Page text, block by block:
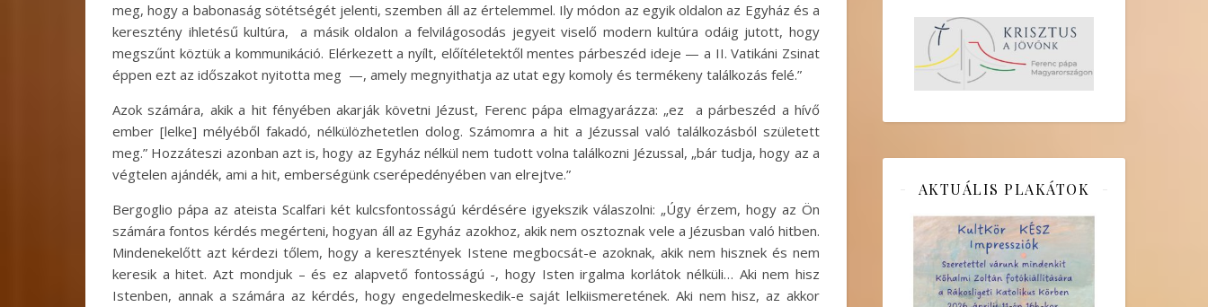
meg, hogy a babonaság sötétségét jelenti, szemben áll az értelemmel. Ily módon az egyik oldalon az Egyház és a
keresztény ihletésű kultúra, a másik oldalon a felvilágosodás jegyeit viselő modern kultúra odáig jutott, hogy
megszűnt köztük a kommunikáció. Elérkezett a nyílt, előítéletektől mentes párbeszéd ideje — a II. Vatikáni Zsinat
éppen ezt az időszakot nyitotta meg —, amely megnyithatja az utat egy komoly és termékeny találkozás felé.”
Azok számára, akik a hit fényében akarják követni Jézust, Ferenc pápa elmagyarázza: „ez a párbeszéd a hívő
ember [lelke] mélyéből fakadó, nélkülözhetetlen dolog. Számomra a hit a Jézussal való találkozásból született
meg.” Hozzáteszi azonban azt is, hogy az Egyház nélkül nem tudott volna találkozni Jézussal, „bár tudja, hogy az a
végtelen ajándék, ami a hit, emberségünk cserépedényében van elrejtve.”
Bergoglio pápa az ateista Scalfari két kulcsfontosságú kérdésére igyekszik válaszolni: „Úgy érzem, hogy az Ön
számára fontos kérdés megérteni, hogyan áll az Egyház azokhoz, akik nem osztoznak vele a Jézusban való hitben.
Mindenekelőtt azt kérdezi tőlem, hogy a keresztények Istene megbocsát-e azoknak, akik nem hisznek és nem
keresik a hitet. Azt mondjuk – és ez alapvető fontosságú -, hogy Isten irgalma korlátok nélküli… Aki nem hisz
Istenben, annak a számára az kérdés, hogy engedelmeskedik-e saját lelkiismeretének. Aki nem hisz, az akkor
AKTUÁLIS PLAKÁTOK